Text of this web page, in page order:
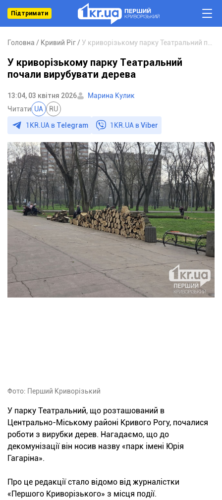
Підтримати
Головна Кривий Ріг
У криворізькому парку Театральний
почали вирубувати дерева
13:04, 03 квітня 2026
Марина Кулик
Читати UA RU
1KR.UA в Telegram 1KR.UA вViber
Фото: Перший Криворізький
У парку Театральний, що розташований в
Центрально-Міському районі Кривого Рогу, почалися
роботи з вирубки дерев. Нагадаємо, що до
декомунізації він носив назву «парк імені Юрія
Гагаріна».
Про це редакції стало відомо від журналістки
«Першого Криворізького» з місця події.